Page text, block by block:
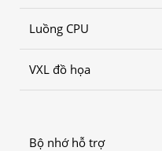
Luồng CPU
VXL đồ họa
Bộ nhớ hỗ trợ